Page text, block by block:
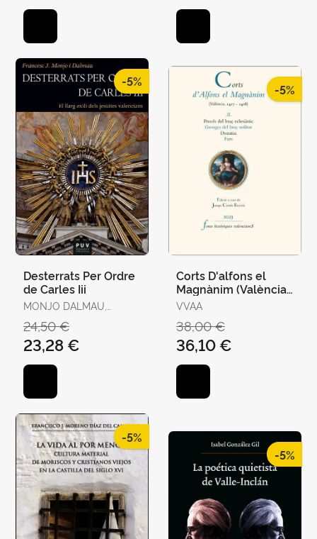
-5%
Desterrats Per Ordre
de Carles Iii
MONJO DALMAU,
24,50 €
23,28 €
-5%
Corts D'alfons el
Magnànim (València,
1417-1418) Ii
VVAA
38,00 €
36,10 €
-5%
-5%